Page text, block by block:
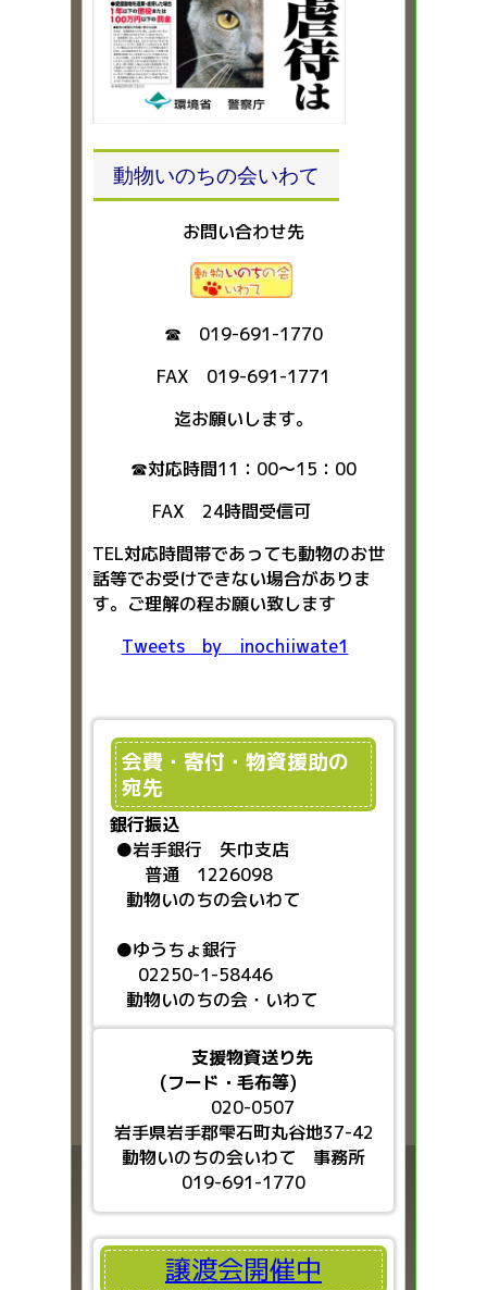
動物いのちの会いわて
お問い合わせ先
☎ 019-691-1770
FAX 019-691-1771
迄お願いします。
☎対応時間11：00～15：00
FAX 24時間受信可
TEL対応時間帯であっても動物のお世
話等でお受けできない場合がありま
す。ご理解の程お願い致します
Tweets by inochiiwate1
会費・寄付・物資援助の
宛先
銀行振込
●岩手銀行 矢巾支店
普通 1226098
動物いのちの会いわて
●ゆうちょ銀行
02250-1-58446
動物いのちの会・いわて
支援物資送り先
(フード・毛布等)
020-0507
岩手県岩手郡雫石町丸谷地37-42
動物いのちの会いわて 事務所
019-691-1770
譲渡会開催中